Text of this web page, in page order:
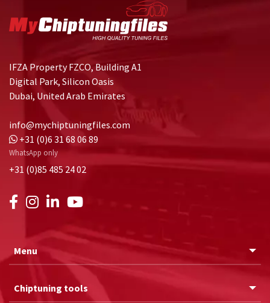
IFZA Property FZCO, Building A1
Digital Park, Silicon Oasis
Dubai, United Arab Emirates
info@mychiptuningfiles.com
+31 (0)6 31 68 06 89
WhatsApp only
+31 (0)85 485 24 02
Menu
Chiptuning tools